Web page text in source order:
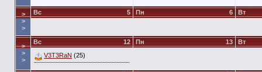
>
>
>
5
Вс 6
Пн Вт
>
>
>
12
Вс
V3T3RaN (25)
13
Пн Вт